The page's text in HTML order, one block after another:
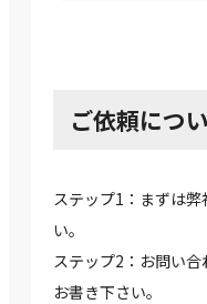
ご依頼につ
ステップ1：まずは
い。
ステップ2：お問い
お書き下さい。